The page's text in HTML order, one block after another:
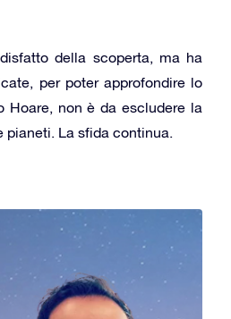
della scoperta, ma ha
per poter approfondire lo
non è da escludere la
pianeti. La sfida continua.